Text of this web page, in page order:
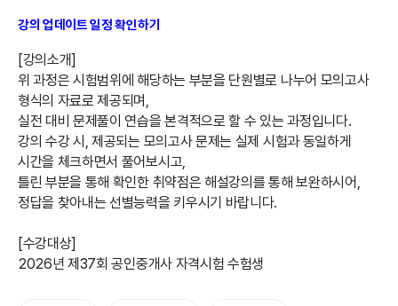
강의 업데이트 일정 확인하기
[강의소개]
위 과정은 시험범위에 해당하는 부분을 단원별로 나누어 모의고사
형식의 자료로 제공되며,
실전 대비 문제풀이 연습을 본격적으로 할 수 있는 과정입니다.
강의 수강 시, 제공되는 모의고사 문제는 실제 시험과 동일하게
시간을 체크하면서 풀어보시고,
틀린 부분을 통해 확인한 취약점은 해설강의를 통해 보완하시어,
정답을 찾아내는 선별능력을 키우시기 바랍니다.
[수강대상]
2026년 제37회 공인중개사 자격시험 수험생